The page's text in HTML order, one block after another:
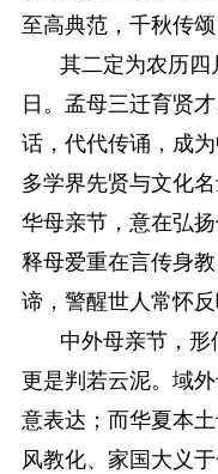
至高典范，千秋传颂
其二定为农历四
日。孟母三迁育贤
话，代代传诵，成
多学界先贤与文化
华母亲节，意在弘
释母爱重在言传身
谛，警醒世人常怀
中外母亲节，
更是判若云泥。域
意表达；而华夏本
风教化、家国大义